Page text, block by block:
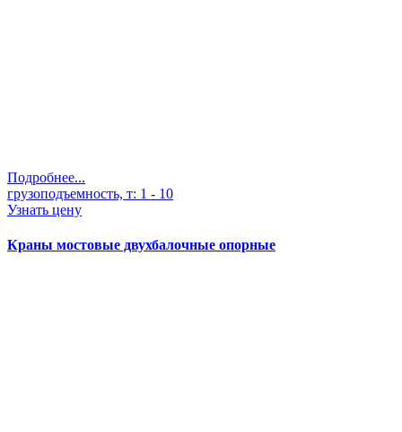
Подробнее...
грузоподъемность, т: 1 - 10
Узнать цену
Краны мостовые двухбалочные опорные